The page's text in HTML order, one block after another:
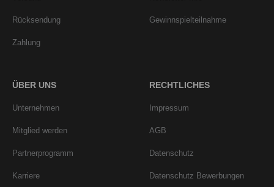
Rücksendung
Zahlung
Gewinnspielteilnahme
ÜBER UNS
Unternehmen
Mitglied werden
Partnerprogramm
Karriere
RECHTLICHES
Impressum
AGB
Datenschutz
Datenschutz Bewerbungen